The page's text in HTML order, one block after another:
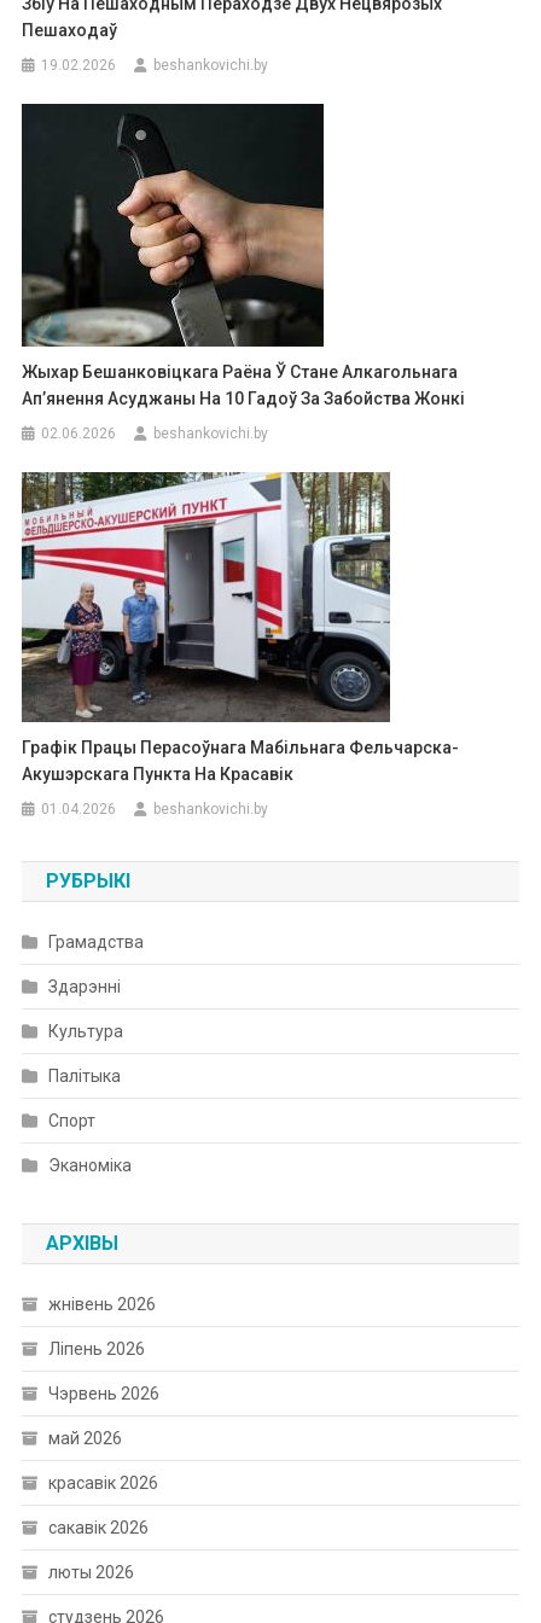
Збіў На Пешаходным Пераходзе Двух Нецвярозых
Пешаходаў
19.02.2026 beshankovichi.by
Жыхар Бешанковіцкага Раёна Ў Стане Алкагольнага
Ап’янення Асуджаны На 10 Гадоў За Забойства Жонкі
02.06.2026 beshankovichi.by
Графік Працы Перасоўнага Мабільнага Фельчарска-
Акушэрскага Пункта На Красавік
01.04.2026 beshankovichi.by
РУБРЫКІ
Грамадства
Здарэнні
Культура
Палітыка
Спорт
Эканоміка
АРХІВЫ
жнівень 2026
Ліпень 2026
Чэрвень 2026
май 2026
красавік 2026
сакавік 2026
люты 2026
студзень 2026